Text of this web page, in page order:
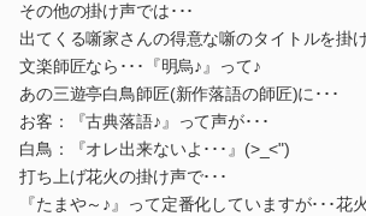
その他の掛け声では･･･
出てくる噺家さんの得意な噺のタイトルを掛
文楽師匠なら･･･『明烏♪』って♪
あの三遊亭白鳥師匠(新作落語の師匠)に･･･
お客：『古典落語♪』って声が･･･
白鳥：『オレ出来ないよ･･･』(>_<")
打ち上げ花火の掛け声で･･･
『たまや～♪』って定番化していますが･･･花